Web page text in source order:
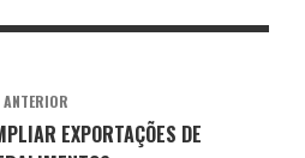
ANTERIOR
EXPORTAÇÕES DE